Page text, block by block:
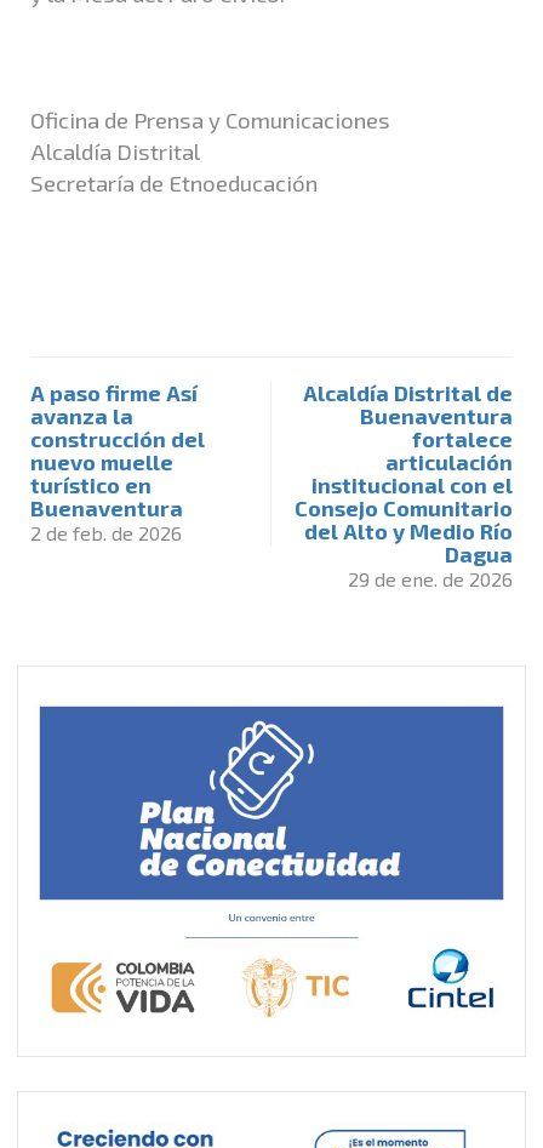
Oficina de Prensa y Comunicaciones
Alcaldía Distrital
Secretaría de Etnoeducación
A paso firme Así
avanza la
construcción del
nuevo muelle
turístico en
Buenaventura
2 de feb. de 2026
Alcaldía Distrital de
Buenaventura
fortalece
articulación
institucional con el
Consejo Comunitario
del Alto y Medio Río
Dagua
29 de ene. de 2026